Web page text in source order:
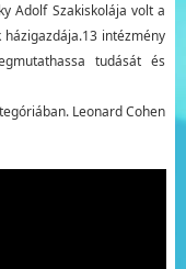
Adolf Szakiskolája volt a
intézmény
tudását és
Leonard Cohen